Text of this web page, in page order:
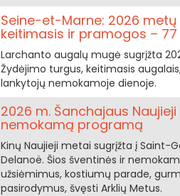
Seine-et-Marne: 2026
keitimasis ir pramogos – 77
Larchanto augalų mugė sugrįžta
Žydėjimo turgus, keitimasis
lankytojų nemokamoje dienoje.
2026 m. Šanchajaus
nemokamą programą
Kinų Naujieji metai sugrįžta į Saint-
Delanoë. Šios šventinės ir
užsiėmimus, kostiumų parade,
pasirodymus, švęsti Arklių Metus.